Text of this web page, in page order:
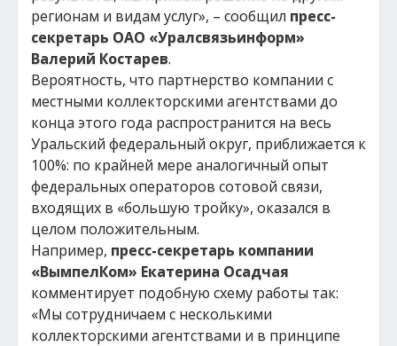
регионам и видам услуг», – сообщил пресс-
секретарь ОАО «Уралсвязьинформ»
Валерий Костарев.
Вероятность, что партнерство компании с
местными коллекторскими агентствами до
конца этого года распространится на весь
Уральский федеральный округ, приближается к
100%: по крайней мере аналогичный опыт
федеральных операторов сотовой связи,
входящих в «большую тройку», оказался в
целом положительным.
Например, пресс-секретарь компании
«ВымпелКом» Екатерина Осадчая
комментирует подобную схему работы так:
«Мы сотрудничаем с несколькими
коллекторскими агентствами и в принципе